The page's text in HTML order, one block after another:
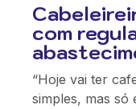
com
“Hoje vai ter
simples, mas só